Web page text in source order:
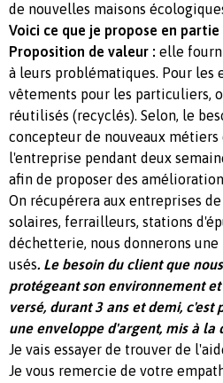
de nouvelles maisons
Voici ce que je propose en partie
Proposition de valeur : elle
à leurs problématiques. Pour les
vêtements pour les particuliers,
réutilisés (recyclés). Selon, le
concepteur de nouveaux
l'entreprise pendant deux
afin de proposer des
On récupérera aux entreprises
solaires, ferrailleurs, stations
déchetterie, nous donnerons
usés. Le besoin du client que
protégeant son environnement
versé, durant 3 ans et demi,
une enveloppe d'argent, mis à la
Je vais essayer de trouver de
Je vous remercie de votre